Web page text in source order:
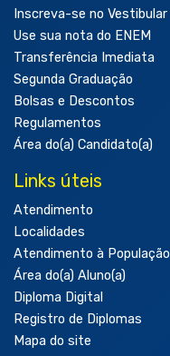
Inscreva-se no Vestibular
Use sua nota do ENEM
Transferência Imediata
Segunda Graduação
Bolsas e Descontos
Regulamentos
Área do(a) Candidato(a)
Links úteis
Atendimento
Localidades
Atendimento à População
Área do(a) Aluno(a)
Diploma Digital
Registro de Diplomas
Mapa do site